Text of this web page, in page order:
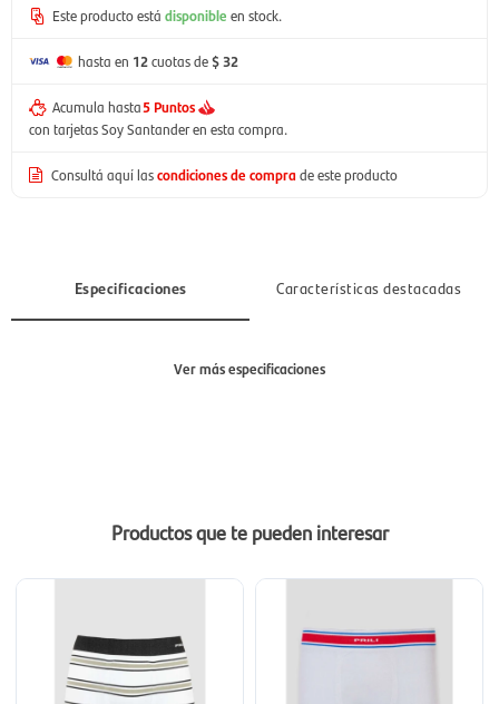
Este producto está disponible en stock.
hasta en 12cuotas de$ 32
Acumula hasta5 Puntos
con tarjetas Soy Santander en esta compra.
Consultá aquí lascondiciones de comprade este producto
Especificaciones Características destacadas
Ver más especificaciones
Productos que te pueden interesar